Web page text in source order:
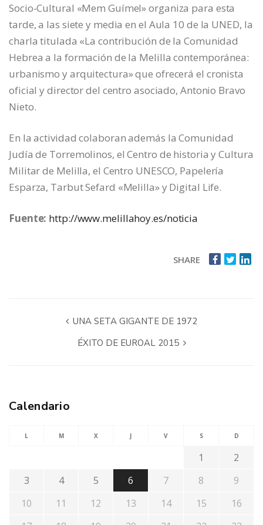
Socio-Cultural «Mem Guímel» organiza para esta
tarde, a las siete y media en el Aula 10 de la UNED, la
charla titulada «La contribución de la Comunidad
Hebrea a la formación de la Melilla contemporánea:
urbanismo y arquitectura» que ofrecerá el cronista
oficial y director del centro asociado, Antonio Bravo
Nieto.
En la actividad colaboran además la Comunidad
Judía de Torremolinos, el Centro de historia y Cultura
Militar de Melilla, el Centro UNESCO, Papelería
Esparza, Tarbut Sefard «Melilla» y Digital Life.
Fuente: http://www.melillahoy.es/noticia
SHARE
UNA SETA GIGANTE DE 1972
ÉXITO DE EUROAL 2015
Calendario
L M X J V S D
1
2
3
4 5 6 7 8
9
10
11 12 13 14 15
16